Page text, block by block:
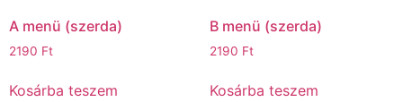
A menü (szerda)ㅤ
2190 Ft
Kosárba teszem
B menü (szerda)ㅤ
2190 Ft
Kosárba teszem